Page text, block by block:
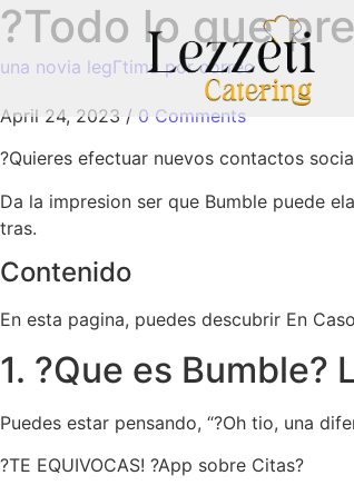
?Todo lo que
una novia legГ­tima por correo
April 24, 2023 / 0 Comments
?Quieres efectuar nuevos contactos
Da la impresion ser que Bumble puede
tras.
Contenido
En esta pagina, puedes descubrir En
1. ?Que es
Puedes estar pensando, “?Oh tio, una
?TE EQUIVOCAS! ?App sobre Citas?